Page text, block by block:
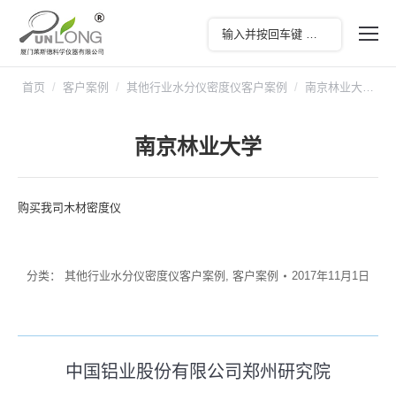
您在这里：
首页 客户案例 其他行业水分仪密度仪客户案例 南京林业大…
南京林业大学
购买我司木材密度仪
分类： 其他行业水分仪密度仪客户案例 , 客户案例 2017年11月1日
历
中国铝业股份有限公司郑州研究院